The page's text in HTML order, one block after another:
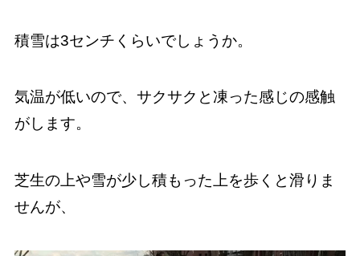
積雪は3センチくらいでしょうか。
気温が低いので、サクサクと凍った感じの感触
がします。
芝生の上や雪が少し積もった上を歩くと滑りま
せんが、